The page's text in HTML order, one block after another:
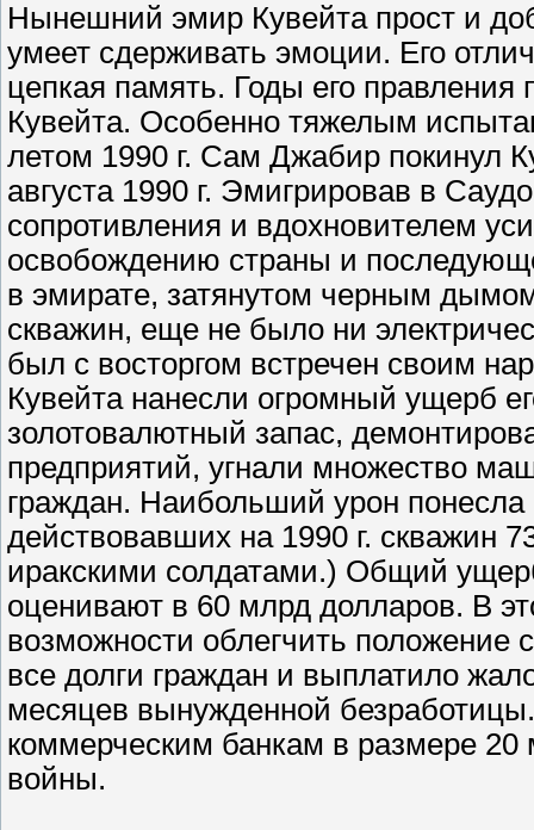
Нынешний эмир Кувейта прост и
умеет сдерживать эмоции. Его
цепкая память. Годы его
Кувейта. Особенно тяжелым
летом 1990 г. Сам Джабир покинул
августа 1990 г. Эмигрировав в
сопротивления и вдохновителем
освобождению страны и
в эмирате, затянутом черным
скважин, еще не было ни
был с восторгом встречен своим
Кувейта нанесли огромный ущерб
золотовалютный запас,
предприятий, угнали множество
граждан. Наибольший урон
действовавших на 1990 г. скважин
иракскими солдатами.) Общий
оценивают в 60 млрд долларов. В
возможности облегчить положение
все долги граждан и выплатило
месяцев вынужденной
коммерческим банкам в размере 20
войны.